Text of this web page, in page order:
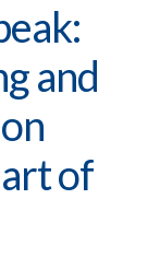
and
of